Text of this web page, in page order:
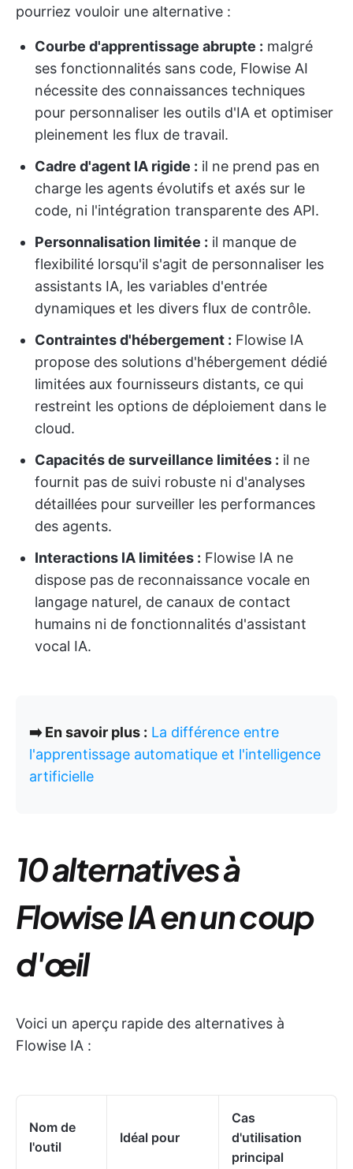
pourriez vouloir une alternative :
Courbe d'apprentissage abrupte : malgré
ses fonctionnalités sans code, Flowise AI
nécessite des connaissances techniques
pour personnaliser les outils d'IA et optimiser
pleinement les flux de travail.
Cadre d'agent IA rigide : il ne prend pas en
charge les agents évolutifs et axés sur le
code, ni l'intégration transparente des API.
Personnalisation limitée : il manque de
flexibilité lorsqu'il s'agit de personnaliser les
assistants IA, les variables d'entrée
dynamiques et les divers flux de contrôle.
Contraintes d'hébergement : Flowise IA
propose des solutions d'hébergement dédié
limitées aux fournisseurs distants, ce qui
restreint les options de déploiement dans le
cloud.
Capacités de surveillance limitées : il ne
fournit pas de suivi robuste ni d'analyses
détaillées pour surveiller les performances
des agents.
Interactions IA limitées : Flowise IA ne
dispose pas de reconnaissance vocale en
langage naturel, de canaux de contact
humains ni de fonctionnalités d'assistant
vocal IA.
➡️ En savoir plus : La différence entre
l'apprentissage automatique et l'intelligence
artificielle
10 alternatives à
Flowise IA en un coup
d'œil
Voici un aperçu rapide des alternatives à
Flowise IA :
Nom de
l'outil
Idéal pour
Cas
d'utilisation
principal